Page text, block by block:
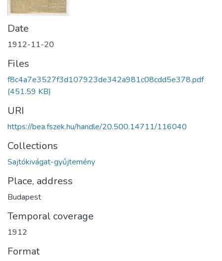
Date
1912-11-20
Files
f8c4a7e3527f3d107923de342a981c08cdd5e378.pdf
(451.59 KB)
URI
https://bea.fszek.hu/handle/20.500.14711/116040
Collections
Sajtókivágat-gyűjtemény
Place, address
Budapest
Temporal coverage
1912
Format